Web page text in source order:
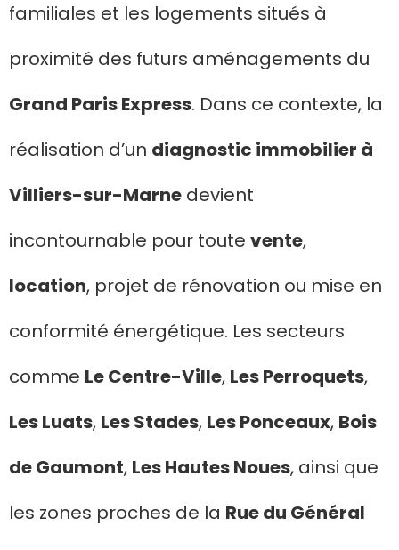
familiales et les logements situés à
proximité des futurs aménagements du
Grand Paris Express. Dans ce contexte, la
réalisation d’un diagnostic immobilier à
Villiers-sur-Marne devient
incontournable pour toute vente,
location, projet de rénovation ou mise en
conformité énergétique. Les secteurs
comme Le Centre-Ville, Les Perroquets,
Les Luats, Les Stades, Les Ponceaux, Bois
de Gaumont, Les Hautes Noues, ainsi que
les zones proches de la Rue du Général